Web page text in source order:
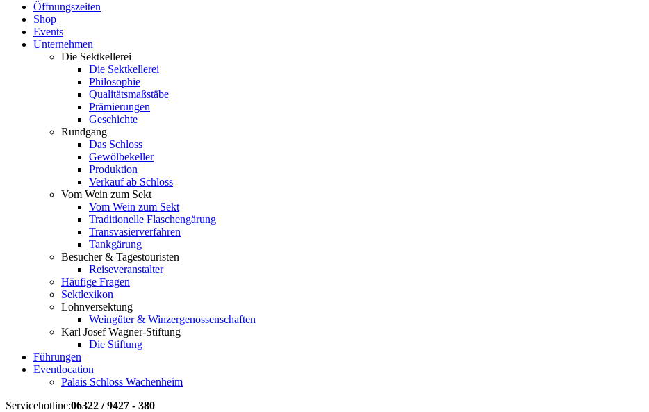
Öffnungszeiten
Shop
Events
Unternehmen
Die Sektkellerei
Die Sektkellerei
Philosophie
Qualitätsmaßstäbe
Prämierungen
Geschichte
Rundgang
Das Schloss
Gewölbekeller
Produktion
Verkauf ab Schloss
Vom Wein zum Sekt
Vom Wein zum Sekt
Traditionelle Flaschengärung
Transvasierverfahren
Tankgärung
Besucher & Tagestouristen
Reiseveranstalter
Häufige Fragen
Sektlexikon
Lohnversektung
Weingüter & Winzergenossenschaften
Karl Josef Wagner-Stiftung
Die Stiftung
Führungen
Eventlocation
Palais Schloss Wachenheim
Servicehotline:06322 / 9427 - 380